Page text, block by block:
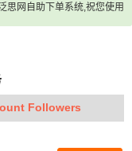
网自助下单系统,祝您使用愉
Followers